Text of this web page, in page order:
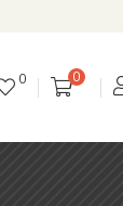
0 0